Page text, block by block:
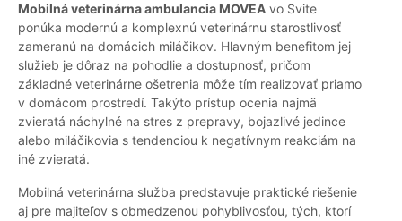
Mobilná veterinárna ambulancia MOVEA vo Svite
ponúka modernú a komplexnú veterinárnu starostlivosť
zameranú na domácich miláčikov. Hlavným benefitom jej
služieb je dôraz na pohodlie a dostupnosť, pričom
základné veterinárne ošetrenia môže tím realizovať priamo
v domácom prostredí. Takýto prístup ocenia najmä
zvieratá náchylné na stres z prepravy, bojazlivé jedince
alebo miláčikovia s tendenciou k negatívnym reakciám na
iné zvieratá.
Mobilná veterinárna služba predstavuje praktické riešenie
aj pre majiteľov s obmedzenou pohyblivosťou, tých, ktorí